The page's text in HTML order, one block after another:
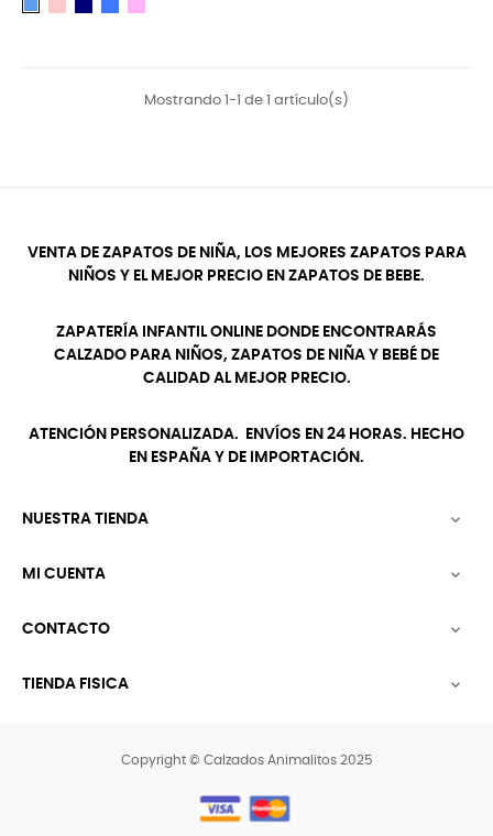
Mostrando 1-1 de 1 artículo(s)
VENTA DE ZAPATOS DE NIÑA, LOS MEJORES ZAPATOS PARA
NIÑOS Y EL MEJOR PRECIO EN ZAPATOS DE BEBE.
ZAPATERÍA INFANTIL ONLINE DONDE ENCONTRARÁS
CALZADO PARA NIÑOS, ZAPATOS DE NIÑA Y BEBÉ DE
CALIDAD AL MEJOR PRECIO.
ATENCIÓN PERSONALIZADA. ENVÍOS EN 24 HORAS. HECHO
EN ESPAÑA Y DE IMPORTACIÓN.
NUESTRA TIENDA 
MI CUENTA 
CONTACTO 
TIENDA FISICA 
Copyright © Calzados Animalitos 2025